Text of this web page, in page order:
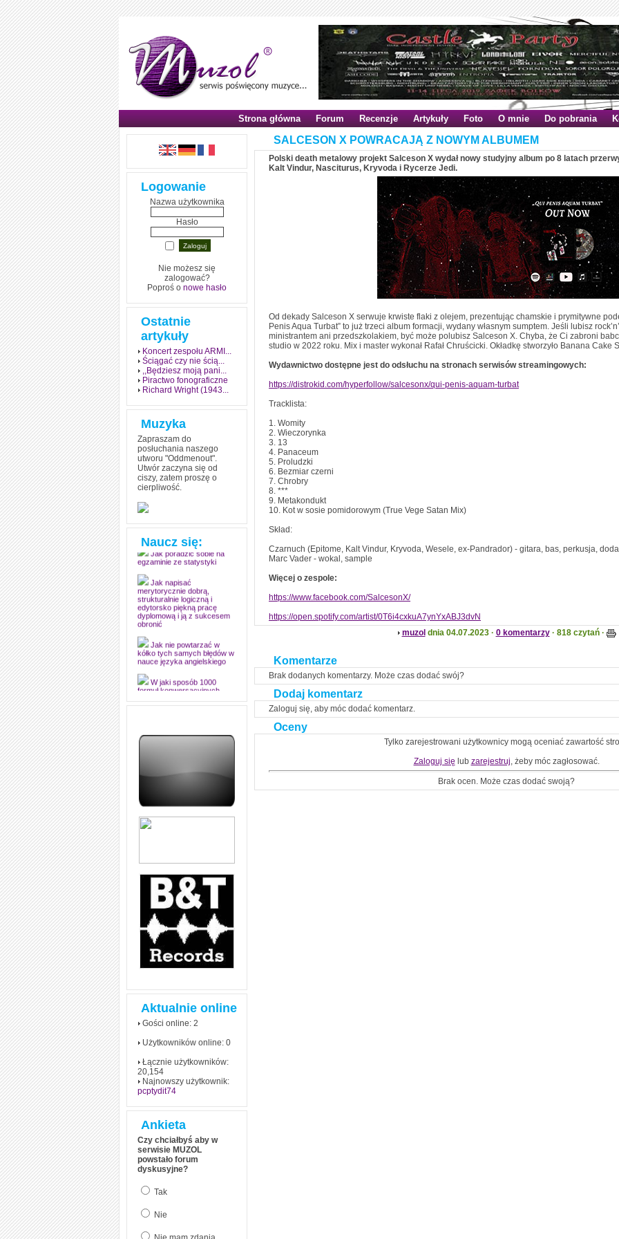
Strona główna Forum Recenzje Artykuły Foto O mnie Do pobrania
Logowanie
Nazwa użytkownika
Hasło
Nie możesz się
zalogować?
Poproś o nowe hasło
Ostatnie
artykuły
Koncert zespołu ARMI...
Ściągać czy nie ścią...
,,Będziesz moją pani...
Piractwo fonograficzne
Richard Wright (1943...
Muzyka
Zapraszam do
posłuchania naszego
utworu "Oddmenout".
Utwór zaczyna się od
ciszy, zatem proszę o
cierpliwość.
Naucz się:
Jak stworzyć fenomen
egzamin? Poznaj metody
mistrzów
Jak poradzić sobie na
egzaminie ze statystyki
Jak napisać
merytorycznie dobrą,
strukturalnie logiczną i
edytorsko piękną pracę
dyplomową i ją z sukcesem
obronić
Jak nie powtarzać w
kółko tych samych błędów w
nauce języka angielskiego
W jaki sposób 1000
pozwoli Ci opanować język
zapamiętasz
zrozumiale wytłumaczył, na
(reported speech) w języku
angielskim
dłużej!
Aktualnie online
Gości online: 2
Użytkowników online: 0
Łącznie użytkowników:
20,154
Najnowszy użytkownik:
pcptydit74
Ankieta
Czy chciałbyś aby w
serwisie MUZOL
powstało forum
dyskusyjne?
Tak
Nie
SALCESON X POWRACAJĄ Z NOWYM ALBUMEM
Polski death metalowy projekt Salceson X wydał nowy studyjny album po 8 latach
Kalt Vindur, Nasciturus, Kryvoda i Rycerze Jedi.
Od dekady Salceson X serwuje krwiste flaki z olejem, prezentując chamskie i prymitywne
Penis Aqua Turbat” to już trzeci album formacji, wydany własnym sumptem. Jeśli lubisz
ministrantem ani przedszkolakiem, być może polubisz Salceson X. Chyba, że Ci zabroni
studio w 2022 roku. Mix i master wykonał Rafał Chruścicki. Okładkę stworzyło Banana Cake
Wydawnictwo dostępne jest do odsłuchu na stronach serwisów streamingowych:
https://distrokid.com/hyperfollow/salcesonx/qui-penis-aquam-turbat
Tracklista:
1. Womity
2. Wieczorynka
3. 13
4. Panaceum
5. Proludzki
6. Bezmiar czerni
7. Chrobry
8. ***
9. Metakondukt
10. Kot w sosie pomidorowym (True Vege Satan Mix)
Skład:
Czarnuch (Epitome, Kalt Vindur, Kryvoda, Wesele, ex-Pandrador) - gitara, bas, perkusja,
Marc Vader - wokal, sample
Więcej o zespole:
https://www.facebook.com/SalcesonX/
https://open.spotify.com/artist/0T6i4cxkuA7ynYxABJ3dvN
muzol dnia 04.07.2023 · 0 komentarzy· 818 czytań ·
Komentarze
Brak dodanych komentarzy. Może czas dodać swój?
Dodaj komentarz
Zaloguj się, aby móc dodać komentarz.
Oceny
Tylko zarejestrowani użytkownicy mogą oceniać zawartość
Zaloguj się lub zarejestruj, żeby móc zagłosować.
Brak ocen. Może czas dodać swoją?